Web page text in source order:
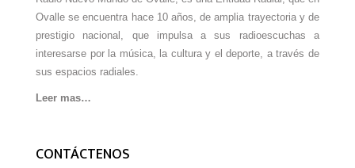
Ovalle se encuentra hace 10 años, de amplia trayectoria y de
prestigio nacional, que impulsa a sus radioescuchas a
interesarse por la música, la cultura y el deporte, a través de
sus espacios radiales.
Leer mas…
CONTÁCTENOS